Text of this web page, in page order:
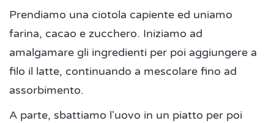
Prendiamo una ciotola capiente ed uniamo
farina, cacao e zucchero. Iniziamo ad
amalgamare gli ingredienti per poi aggiungere a
filo il latte, continuando a mescolare fino ad
assorbimento.
A parte, sbattiamo l'uovo in un piatto per poi